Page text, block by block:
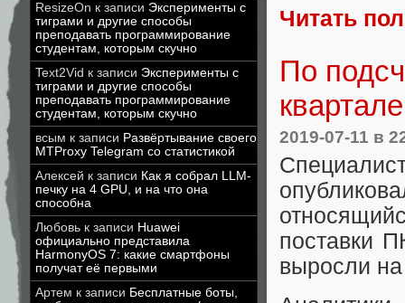
ResizeOn к записи Эксперименты с
тиграми и другие способы
преподавать программирование
студентам, которым скучно
Text2Vid к записи Эксперименты с
тиграми и другие способы
преподавать программирование
студентам, которым скучно
всым к записи Развёртывание своего
MTProxy Telegram со статистикой
Алексей к записи Как я собрал LLM-
печку на 4 GPU, и на что она
способна
Любовь к записи Huawei
официально представила
HarmonyOS 7: какие смартфоны
получат её первыми
Артем к записи Бесплатные боты,
Читать
По
2019-07-11 в
поставки
выросли